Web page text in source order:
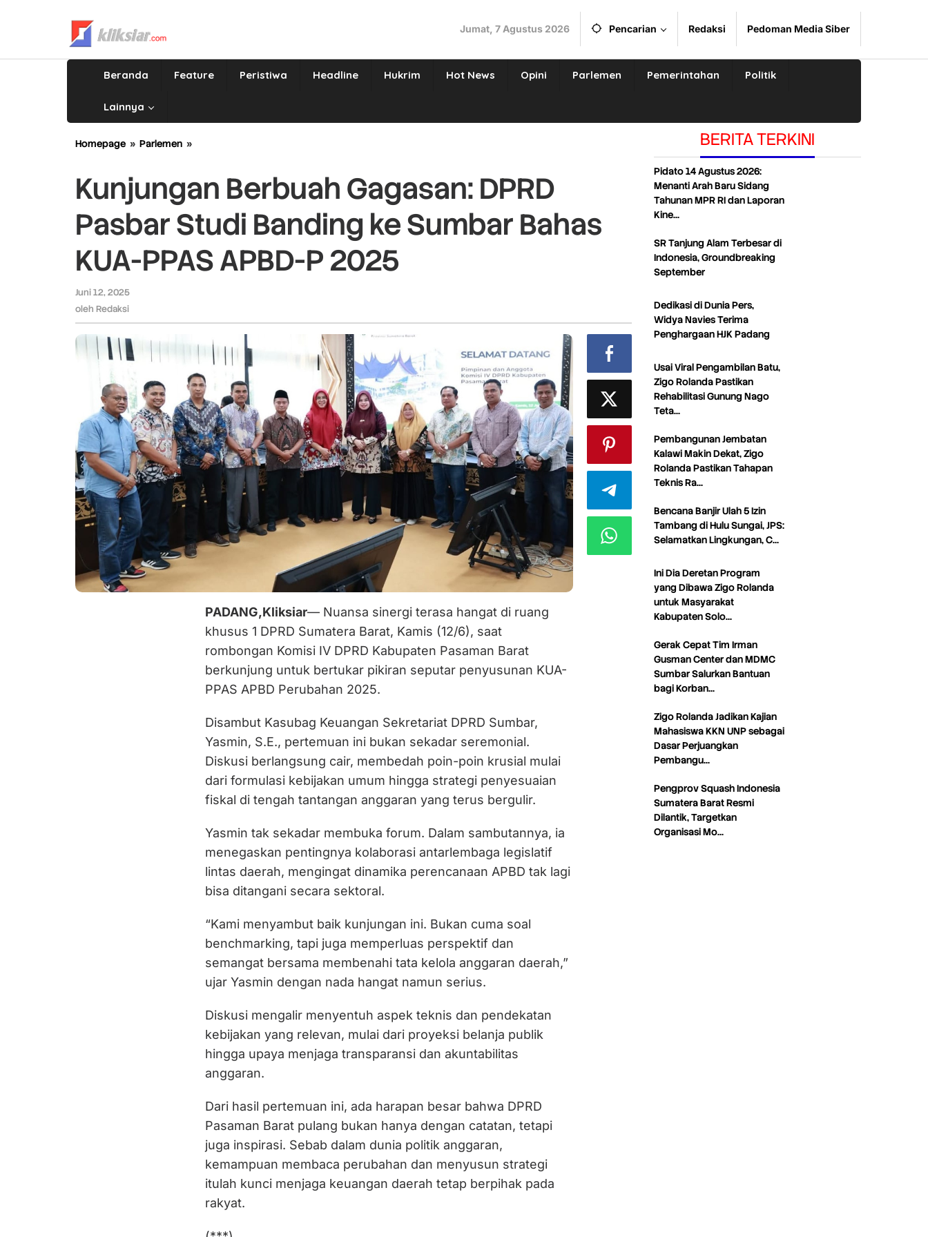
Jumat, 7 Agustus 2026 Pencarian Redaksi Pedoman Media Siber
Beranda Feature Peristiwa Headline Hukrim Hot News Opini Parlemen Pemerintahan Politik
Lainnya
Homepage » Parlemen »
DPRD
Pasbar
Studi
Banding
Sumbar
Bahas
2025
Kunjungan Berbuah Gagasan: DPRD
Pasbar Studi Banding ke Sumbar Bahas
KUA-PPAS APBD-P 2025
Juni 12, 2025
oleh Redaksi
PADANG,Kliksiar— Nuansa sinergi terasa hangat di ruang
khusus 1 DPRD Sumatera Barat, Kamis (12/6), saat
rombongan Komisi IV DPRD Kabupaten Pasaman Barat
berkunjung untuk bertukar pikiran seputar penyusunan KUA-
PPAS APBD Perubahan 2025.
Disambut Kasubag Keuangan Sekretariat DPRD Sumbar,
Yasmin, S.E., pertemuan ini bukan sekadar seremonial.
Diskusi berlangsung cair, membedah poin-poin krusial mulai
dari formulasi kebijakan umum hingga strategi penyesuaian
fiskal di tengah tantangan anggaran yang terus bergulir.
Yasmin tak sekadar membuka forum. Dalam sambutannya, ia
menegaskan pentingnya kolaborasi antarlembaga legislatif
lintas daerah, mengingat dinamika perencanaan APBD tak lagi
bisa ditangani secara sektoral.
“Kami menyambut baik kunjungan ini. Bukan cuma soal
benchmarking, tapi juga memperluas perspektif dan
semangat bersama membenahi tata kelola anggaran daerah,”
ujar Yasmin dengan nada hangat namun serius.
Diskusi mengalir menyentuh aspek teknis dan pendekatan
kebijakan yang relevan, mulai dari proyeksi belanja publik
hingga upaya menjaga transparansi dan akuntabilitas
anggaran.
Dari hasil pertemuan ini, ada harapan besar bahwa DPRD
Pasaman Barat pulang bukan hanya dengan catatan, tetapi
juga inspirasi. Sebab dalam dunia politik anggaran,
kemampuan membaca perubahan dan menyusun strategi
itulah kunci menjaga keuangan daerah tetap berpihak pada
rakyat.
BERITA TERKINI
Pidato 14 Agustus 2026:
Menanti Arah Baru Sidang
Tahunan MPR RI dan Laporan
Kine…
SR Tanjung Alam Terbesar di
Indonesia, Groundbreaking
September
Dedikasi di Dunia Pers,
Widya Navies Terima
Penghargaan HJK Padang
Usai Viral Pengambilan Batu,
Zigo Rolanda Pastikan
Rehabilitasi Gunung Nago
Teta…
Pembangunan Jembatan
Kalawi Makin Dekat, Zigo
Rolanda Pastikan Tahapan
Teknis Ra…
Bencana Banjir Ulah 5 Izin
Tambang di Hulu Sungai, JPS:
Selamatkan Lingkungan, C…
Ini Dia Deretan Program
yang Dibawa Zigo Rolanda
untuk Masyarakat
Kabupaten Solo…
Gerak Cepat Tim Irman
Gusman Center dan MDMC
Sumbar Salurkan Bantuan
bagi Korban…
Zigo Rolanda Jadikan Kajian
Mahasiswa KKN UNP sebagai
Dasar Perjuangkan
Pembangu…
Pengprov Squash Indonesia
Sumatera Barat Resmi
Dilantik, Targetkan
Organisasi Mo…